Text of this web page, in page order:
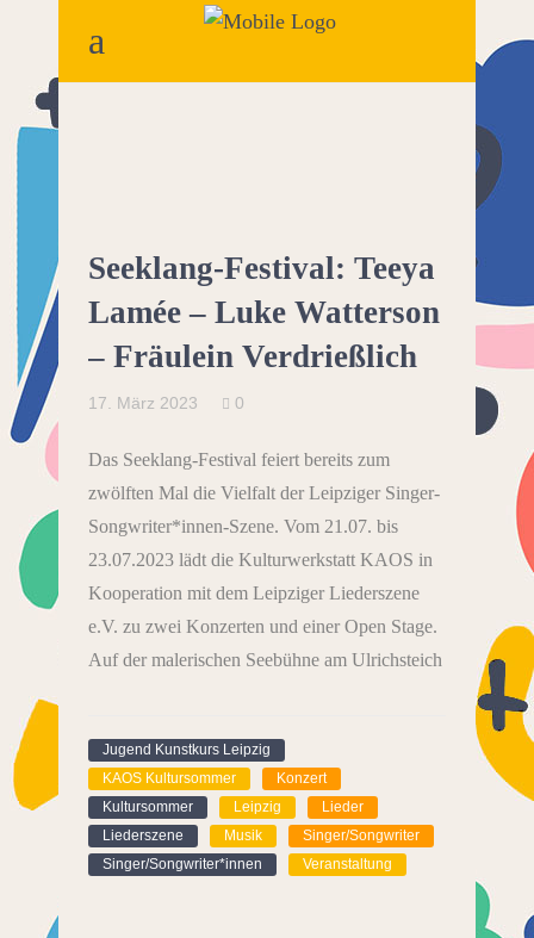
Seeklang-Festival: Teeya
Lamée – Luke Watterson
– Fräulein Verdrießlich
17. März 2023 0
Das Seeklang-Festival feiert bereits zum
zwölften Mal die Vielfalt der Leipziger Singer-
Songwriter*innen-Szene. Vom 21.07. bis
23.07.2023 lädt die Kulturwerkstatt KAOS in
Kooperation mit dem Leipziger Liederszene
e.V. zu zwei Konzerten und einer Open Stage.
Auf der malerischen Seebühne am Ulrichsteich
Jugend Kunstkurs Leipzig
KAOS Kultursommer
Konzert
Kultursommer
Leipzig
Lieder
Liederszene
Musik
Singer/Songwriter
Singer/Songwriter*innen
Veranstaltung